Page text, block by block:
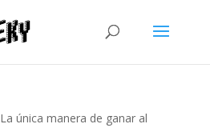
La única manera de ganar al